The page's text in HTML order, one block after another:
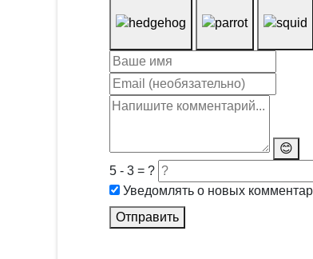
😊
5 - 3 = ?
Уведомлять о новых
Отправить